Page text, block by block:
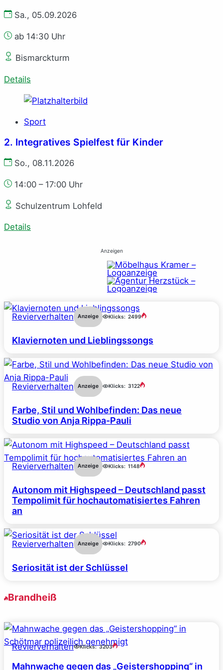
Sa., 05.09.2026
ab 14:30 Uhr
Bismarckturm
Details
Sport
2. Integratives Spielfest für Kinder
So., 08.11.2026
14:00 – 17:00 Uhr
Schulzentrum Lohfeld
Details
Anzeigen
Revierverhalten Anzeige Klicks: 2499
Klaviernoten und Lieblingssongs
Revierverhalten Anzeige Klicks: 3122
Farbe, Stil und Wohlbefinden: Das neue
Studio von Anja Rippa-Pauli
Revierverhalten Anzeige Klicks: 1148
Autonom mit Highspeed – Deutschland passt
Tempolimit für hochautomatisiertes Fahren
an
Revierverhalten Anzeige Klicks: 2790
Seriosität ist der Schlüssel
Brandheiß
Revierverhalten Klicks: 3203
Mahnwache gegen das „Geistershopping“ in